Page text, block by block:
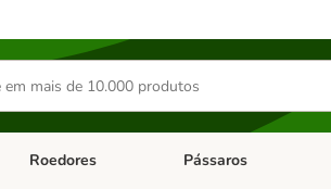
Vet.
Abrir menu de categoria: Antiparasitários
Roedores Abrir menu de
Pássaros